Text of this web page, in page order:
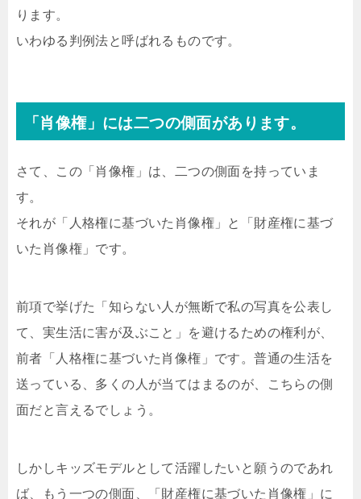
ります。
いわゆる判例法と呼ばれるものです。
「肖像権」には二つの側面があります。
さて、この「肖像権」は、二つの側面を持っていま
す。
それが「人格権に基づいた肖像権」と「財産権に基づ
いた肖像権」です。
前項で挙げた「知らない人が無断で私の写真を公表し
て、実生活に害が及ぶこと」を避けるための権利が、
前者「人格権に基づいた肖像権」です。普通の生活を
送っている、多くの人が当てはまるのが、こちらの側
面だと言えるでしょう。
しかしキッズモデルとして活躍したいと願うのであれ
ば、もう一つの側面、「財産権に基づいた肖像権」に